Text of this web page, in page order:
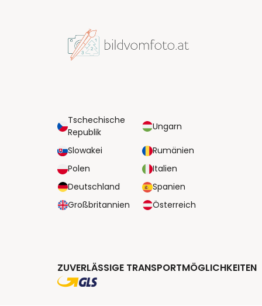
Tschechische
Republik
Ungarn
Slowakei
Rumänien
Polen
Italien
Deutschland
Spanien
Großbritannien
Österreich
ZUVERLÄSSIGE TRANSPORTMÖGLICHKEITEN